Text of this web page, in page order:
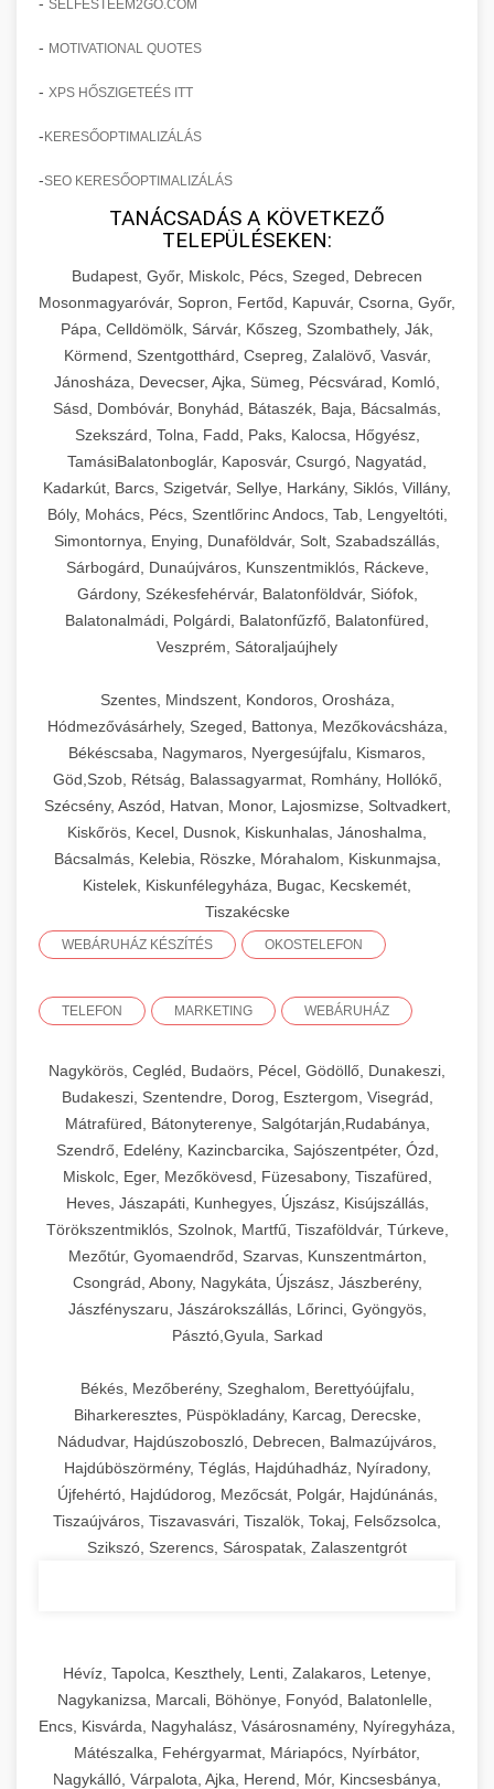
SELFESTEEM2GO.COM
- MOTIVATIONAL QUOTES
- XPS HŐSZIGETEÉS ITT
- KERESŐOPTIMALIZÁLÁS
-SEO KERESŐOPTIMALIZÁLÁS
TANÁCSADÁS A KÖVETKEZŐ
TELEPÜLÉSEKEN:
Budapest, Győr, Miskolc, Pécs, Szeged, Debrecen
Mosonmagyaróvár, Sopron, Fertőd, Kapuvár, Csorna, Győr,
Pápa, Celldömölk, Sárvár, Kőszeg, Szombathely, Ják,
Körmend, Szentgotthárd, Csepreg, Zalalövő, Vasvár,
Jánosháza, Devecser, Ajka, Sümeg, Pécsvárad, Komló,
Sásd, Dombóvár, Bonyhád, Bátaszék, Baja, Bácsalmás,
Szekszárd, Tolna, Fadd, Paks, Kalocsa, Hőgyész,
TamásiBalatonboglár, Kaposvár, Csurgó, Nagyatád,
Kadarkút, Barcs, Szigetvár, Sellye, Harkány, Siklós, Villány,
Bóly, Mohács, Pécs, Szentlőrinc Andocs, Tab, Lengyeltóti,
Simontornya, Enying, Dunaföldvár, Solt, Szabadszállás,
Sárbogárd, Dunaújváros, Kunszentmiklós, Ráckeve,
Gárdony, Székesfehérvár, Balatonföldvár, Siófok,
Balatonalmádi, Polgárdi, Balatonfűzfő, Balatonfüred,
Veszprém, Sátoraljaújhely
Szentes, Mindszent, Kondoros, Orosháza,
Hódmezővásárhely, Szeged, Battonya, Mezőkovácsháza,
Békéscsaba, Nagymaros, Nyergesújfalu, Kismaros,
Göd,Szob, Rétság, Balassagyarmat, Romhány, Hollókő,
Szécsény, Aszód, Hatvan, Monor, Lajosmizse, Soltvadkert,
Kiskőrös, Kecel, Dusnok, Kiskunhalas, Jánoshalma,
Bácsalmás, Kelebia, Röszke, Mórahalom, Kiskunmajsa,
Kistelek, Kiskunfélegyháza, Bugac, Kecskemét,
Tiszakécske
WEBÁRUHÁZ KÉSZÍTÉS OKOSTELEFON
TELEFON MARKETING WEBÁRUHÁZ
Nagykörös, Cegléd, Budaörs, Pécel, Gödöllő, Dunakeszi,
Budakeszi, Szentendre, Dorog, Esztergom, Visegrád,
Mátrafüred, Bátonyterenye, Salgótarján,Rudabánya,
Szendrő, Edelény, Kazincbarcika, Sajószentpéter, Ózd,
Miskolc, Eger, Mezőkövesd, Füzesabony, Tiszafüred,
Heves, Jászapáti, Kunhegyes, Újszász, Kisújszállás,
Törökszentmiklós, Szolnok, Martfű, Tiszaföldvár, Túrkeve,
Mezőtúr, Gyomaendrőd, Szarvas, Kunszentmárton,
Csongrád, Abony, Nagykáta, Újszász, Jászberény,
Jászfényszaru, Jászárokszállás, Lőrinci, Gyöngyös,
Pásztó,Gyula, Sarkad
Békés, Mezőberény, Szeghalom, Berettyóújfalu,
Biharkeresztes, Püspökladány, Karcag, Derecske,
Nádudvar, Hajdúszoboszló, Debrecen, Balmazújváros,
Hajdúböszörmény, Téglás, Hajdúhadház, Nyíradony,
Újfehértó, Hajdúdorog, Mezőcsát, Polgár, Hajdúnánás,
Tiszaújváros, Tiszavasvári, Tiszalök, Tokaj, Felsőzsolca,
Szikszó, Szerencs, Sárospatak, Zalaszentgrót
Hévíz, Tapolca, Keszthely, Lenti, Zalakaros, Letenye,
Nagykanizsa, Marcali, Böhönye, Fonyód, Balatonlelle,
Encs, Kisvárda, Nagyhalász, Vásárosnamény, Nyíregyháza,
Mátészalka, Fehérgyarmat, Máriapócs, Nyírbátor,
Nagykálló, Várpalota, Ajka, Herend, Mór, Kincsesbánya,